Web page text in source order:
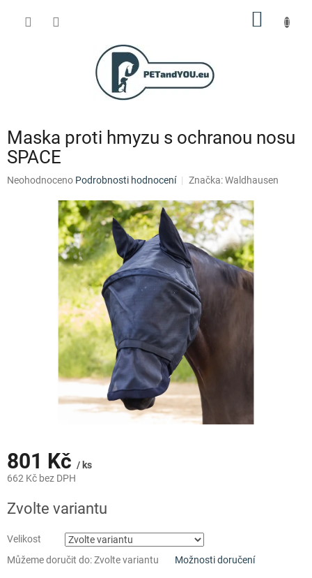
Maska proti hmyzu s ochranou nosu
SPACE
Průměrné
Neohodnoceno Podrobnosti hodnocení Značka:Waldhausen
801 Kč / ks
662 Kč bez DPH
cena:
Zvolte variantu
Velikost
Můžeme doručit do:Zvolte variantu Možnosti doručení